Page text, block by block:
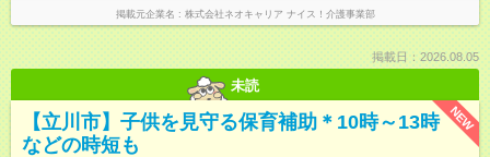
掲載元企業名 株式会社ネオキャリア ナイス！介護事業部
掲載日：2026.08.05
未読
NEW
【立川市】子供を見守る保育補助＊10時～13時
などの時短も